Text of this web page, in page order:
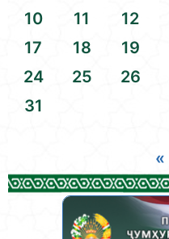
10
11 12
17
18 19
24
25 26
31
«